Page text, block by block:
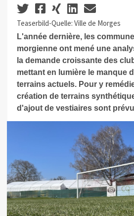
Teaserbild-Quelle: Ville de Morges
L'année dernière, les
morgienne ont mené une
la demande croissante des
mettant en lumière le manque
terrains actuels. Pour y
création de terrains
d'ajout de vestiaires sont